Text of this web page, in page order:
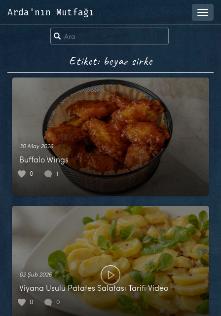
Arda'nın Mutfağı
Etiket: beyaz sirke
30 May 2026
Buffalo Wings
0 1
02 Şub 2026
Viyana Usulü Patates Salatası Tarifi Video
0 0